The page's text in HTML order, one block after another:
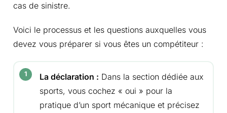
cas de sinistre.
Voici le processus et les questions auxquelles vous
devez vous préparer si vous êtes un compétiteur :
La déclaration : Dans la section dédiée aux
sports, vous cochez « oui » pour la
pratique d’un sport mécanique et précisez